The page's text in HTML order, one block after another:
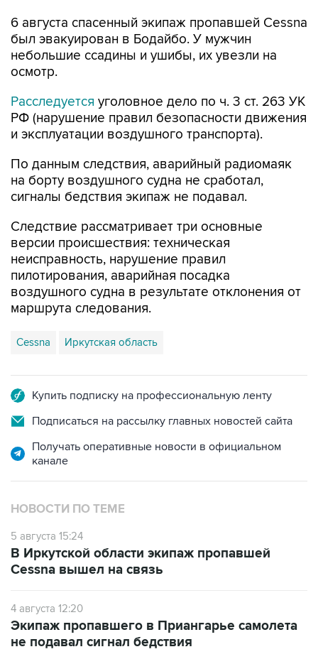
6 августа спасенный экипаж пропавшей Cessna
был эвакуирован в Бодайбо. У мужчин
небольшие ссадины и ушибы, их увезли на
осмотр.
Расследуется уголовное дело по ч. 3 ст. 263 УК
РФ (нарушение правил безопасности движения
и эксплуатации воздушного транспорта).
По данным следствия, аварийный радиомаяк
на борту воздушного судна не сработал,
сигналы бедствия экипаж не подавал.
Следствие рассматривает три основные
версии происшествия: техническая
неисправность, нарушение правил
пилотирования, аварийная посадка
воздушного судна в результате отклонения от
маршрута следования.
Cessna Иркутская область
Купить подписку на профессиональную ленту
Подписаться на рассылку главных новостей сайта
Получать оперативные новости в официальном
канале
НОВОСТИ ПО ТЕМЕ
5 августа 15:24
В Иркутской области экипаж пропавшей
Cessna вышел на связь
4 августа 12:20
Экипаж пропавшего в Приангарье самолета
не подавал сигнал бедствия